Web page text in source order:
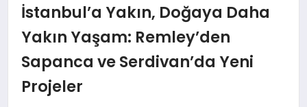
YAŞAM
EKONOMI
İstanbul’a Yakın, Doğaya Daha
Yakın Yaşam: Remley’den
Sapanca ve Serdivan’da Yeni
Projeler